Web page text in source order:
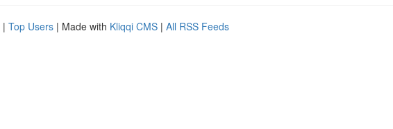
| Top Users | Made with Kliqqi CMS | All RSS Feeds